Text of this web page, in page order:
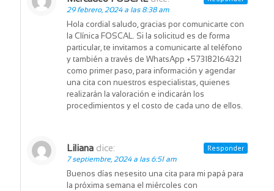
29 febrero, 2024 a las 8:38 am
Hola cordial saludo, gracias por comunicarte con
la Clínica FOSCAL. Si la solicitud es de forma
particular, te invitamos a comunicarte al teléfono
y también a través de WhatsApp +573182164321
como primer paso, para información y agendar
una cita con nuestros especialistas, quienes
realizarán la valoración e indicarán los
procedimientos y el costo de cada uno de ellos.
Liliana dice:
7 septiembre, 2024 a las 6:51 am
Buenos días nesesito una cita para mi papá para
la próxima semana el miércoles con
Responder